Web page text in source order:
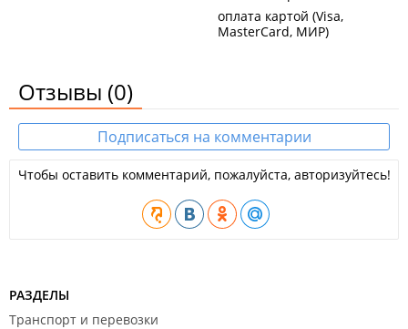
оплата картой (Visa,
MasterCard, МИР)
Отзывы (0)
Подписаться на комментарии
Чтобы оставить комментарий, пожалуйста, авторизуйтесь!
РАЗДЕЛЫ
Транспорт и перевозки